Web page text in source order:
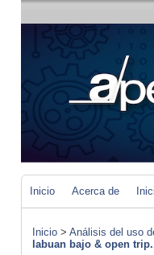
Inicio Acerca de
Inicio > Análisis del uso
labuan bajo & open